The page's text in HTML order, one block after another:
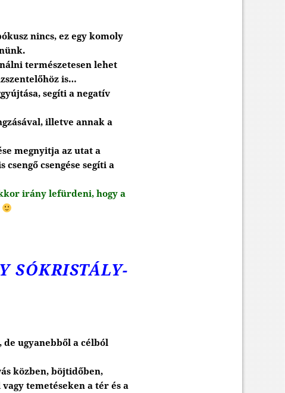
nincs, ez egy komoly
természetesen lehet
is…
segíti a negatív
illetve annak a
megnyitja az utat a
csengése segíti a
irány lefürdeni, hogy a
SÓKRISTÁLY-
ugyanebből a célból
közben, böjtidőben,
temetéseken a tér és a